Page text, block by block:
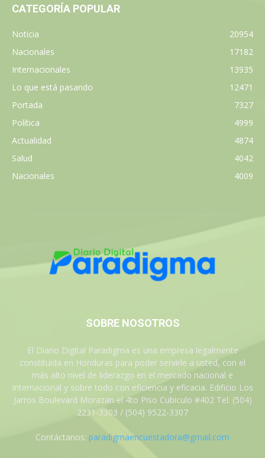
CATEGORÍA POPULAR
Noticia
20954
Nacionales
17182
Internacionales
13935
Lo que está pasando
12471
Portada
7327
Política
4999
Actualidad
4874
Salud
4042
Nacionales
4009
SOBRE NOSOTROS
El Diario Digital Paradigma es una empresa legalmente
constituida en Honduras para poder servirle a usted, con el
más alto nivel de liderazgo en el mercado nacional e
internacional y sobre todo con eficiencia y eficacia. Edificio Los
Jarros Boulevard Morazan el 4to Piso Cubiculo #402 Tel: (504)
2231-3303 / (504) 9522-3307
Contáctanos: paradigmaencuestadora@gmail.com